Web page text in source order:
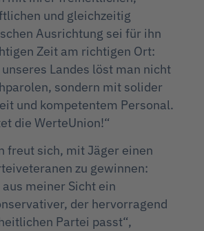
und gleichzeitig
Ausrichtung sei für ihn
Zeit am richtigen Ort:
Landes löst man nicht
sondern mit solider
und kompetentem Personal.
die WerteUnion!“
freut sich, mit Jäger einen
zu gewinnen:
meiner Sicht ein
der hervorragend
Partei passt“,